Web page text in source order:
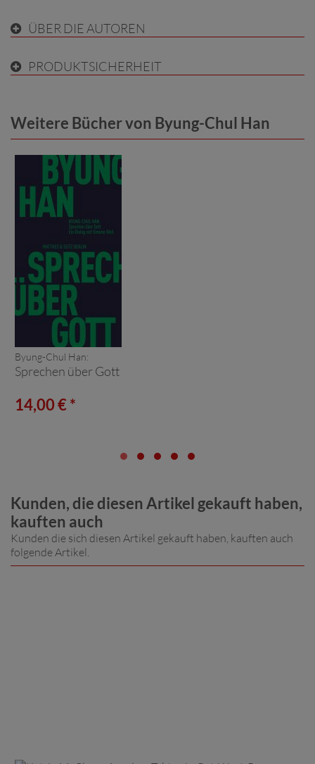
ÜBER DIE AUTOREN
PRODUKTSICHERHEIT
Weitere Bücher von Byung-Chul Han
Byung-Chul Han:
Sprechen über Gott
14,00 € *
Kunden, die diesen Artikel gekauft haben,
kauften auch
Kunden die sich diesen Artikel gekauft haben, kauften auch
folgende Artikel.